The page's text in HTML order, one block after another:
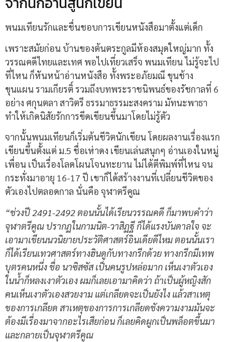
พนมเทียนรักและชื่นชอบการเขียนหนังสือมาตั้งแต่เด็ก
เพราะสมัยก่อน บ้านของต้นตระกูลมีห้องสมุดใหญ่มาก ทั้ง
วรรณคดีไทยและเทศ พอไปเที่ยวเสร็จ พนมเทียน ไม่รู้จะไป
ที่ไหน ก็หันหน้าอ่านหนังสือ ทั้งพระอภัยมณี ขุนช้าง
ขุนแผน รามเกียรติ์ รวมถึงบทพระราชนิพนธ์ของรัชกาลที่ 6
อย่าง ศกุนตลา สาวิตรี ธรรมาธรรมะสงคราม มัทนะพาธา
ทำให้เกิดนิสัยรักการขีดเขียนขึ้นมาโดยไม่รู้ตัว
จากนั้นพนมเทียนก็เริ่มต้นชีวิตนักเขียน โดยผลงานเรื่องแรก
เขียนขึ้นตั้งแต่ ม.5 ชื่อเห่าดง เขียนเล่นสนุกๆ อ่านเองในหมู่
เพื่อน เป็นเรื่องโลดโผนโจนทะยาน ไม่ได้ตีพิมพ์ที่ไหน จน
กระทั่งมาอายุ 16-17 ปี เขาก็ได้สร้างงานที่เปลี่ยนชีวิตของ
ตัวเองไปตลอดกาล นั่นคือ จุฬาตรีคูณ
“ช่วงปี 2491-2492 ตอนนั้นได้เรียนวรรณคดี ก็มาพบคำว่า
จุฬาตรีคูณ ปรากฏในกามนิต-วาสิฏฐี ก็ได้แรงบันดาลใจ จะ
เอามาเขียนนวนิยายประวัติศาสตร์อินเดียดีไหม ตอนนั้นเรา
ก็ได้เรียนเทวศาสตร์ทางฮินดูกับทางกรีกด้วย ทางกรีกมีเทพ
บุตรคนหนึ่ง ชื่อ นาซิสซัส เป็นคนรูปหล่อมาก เห็นเงาตัวเอง
ในน้ำก็หลงเงาตัวเอง ผมก็เลยเอามาคิดว่า ถ้าเป็นผู้หญิงสัก
คนเห็นเงาตัวเองสวยงาม แต่เกลียดจะเป็นยังไง แล้วสาเหตุ
ของการเกลียด สาเหตุของการการเกลียดชังความงามมันจะ
ต้องมีเรื่องมาจากอะไรเสียก่อน ก็เลยคิดผูกเป็นพล็อตขึ้นมา
และกลายเป็นจุฬาตรีคูณ